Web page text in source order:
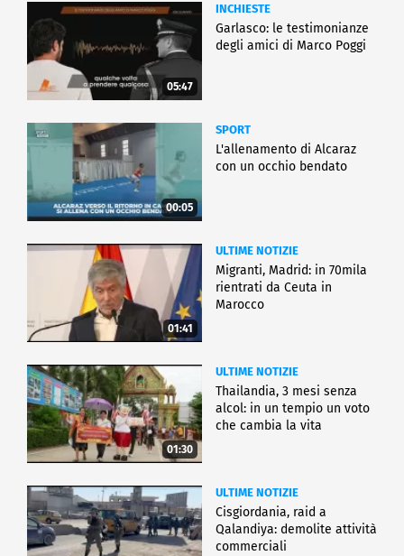
05:47
INCHIESTE
Garlasco: le testimonianze
degli amici di Marco Poggi
00:05
SPORT
L'allenamento di Alcaraz
con un occhio bendato
01:41
ULTIME NOTIZIE
Migranti, Madrid: in 70mila
rientrati da Ceuta in
Marocco
01:30
ULTIME NOTIZIE
Thailandia, 3 mesi senza
alcol: in un tempio un voto
che cambia la vita
ULTIME NOTIZIE
Cisgiordania, raid a
Qalandiya: demolite attività
commerciali